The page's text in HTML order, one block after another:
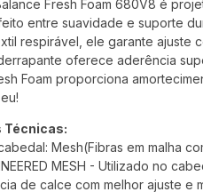
Fresh Foam 680V8 é
entre suavidade e suporte
respirável, ele garante ajuste
oferece aderência
Foam proporciona
Técnicas:
Mesh(Fibras em malha
MESH - Utilizado no
de calce com melhor ajuste e